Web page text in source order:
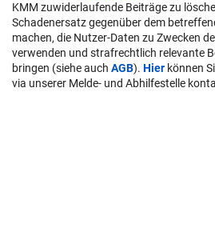
KMM zuwiderlaufende Beiträge zu
Schadenersatz gegenüber dem
machen, die Nutzer-Daten zu Zwecken
verwenden und strafrechtlich relevante
bringen (siehe auch AGB). Hier können
via unserer Melde- und Abhilfestelle